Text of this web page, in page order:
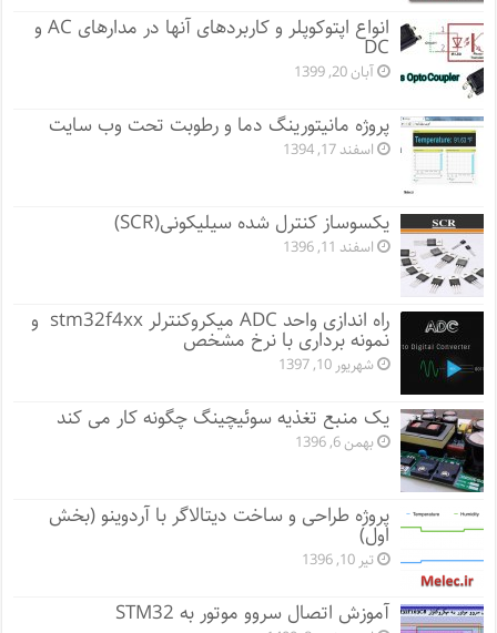
انواع اپتوکوپلر و کاربردهای آنها در مدارهای AC و
DC
آبان 20, 1399
پروژه مانيتورينگ دما و رطوبت تحت وب سایت
اسفند 17, 1394
یکسوساز کنترل شده سیلیکونی(SCR)
اسفند 11, 1396
راه اندازی واحد ADC میکروکنترلر stm32f4xx و
نمونه برداری با نرخ مشخص
شهریور 10, 1397
یک منبع تغذیه سوئیچینگ چگونه کار می کند
بهمن 6, 1396
پروژه طراحی و ساخت دیتالاگر با آردوینو (بخش
اول)
تیر 10, 1396
آموزش اتصال سروو موتور به STM32